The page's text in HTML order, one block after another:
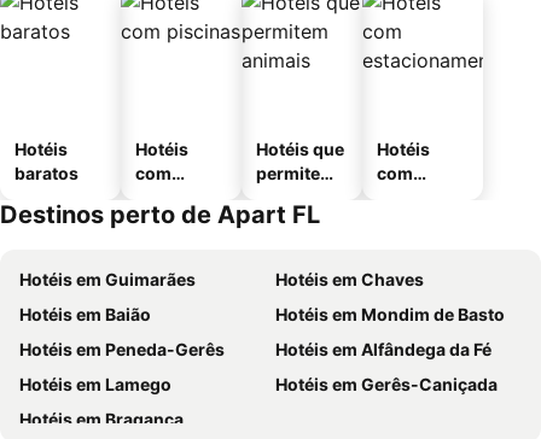
Hotéis
baratos
Hotéis
com
Hotéis que
permitem
Hotéis
com
Destinos perto de Apart FL
Hotéis em Guimarães
Hotéis em Chaves
Hotéis em Baião
Hotéis em Mondim de Basto
Hotéis em Peneda-Gerês
Hotéis em Alfândega da Fé
Hotéis em Lamego
Hotéis em Gerês-Caniçada
Hotéis em Bragança